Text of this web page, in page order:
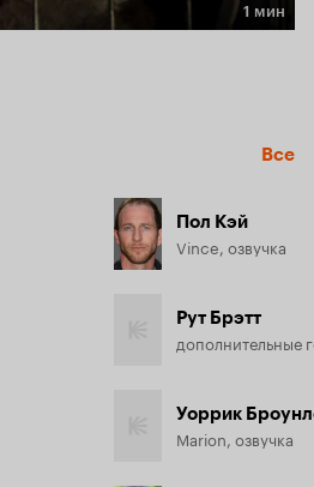
1 мин
Все
Пол Кэй
Vince, озвучка
Рут Брэтт
Уоррик
Marion, озвучка